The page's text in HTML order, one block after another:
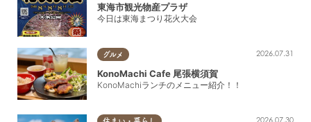
東海市観光物産プラザ
今日は東海まつり花火大会
グルメ 2026.07.31
KonoMachi Cafe 尾張横須賀
KonoMachiランチのメニュー紹介！！
2026.07.30